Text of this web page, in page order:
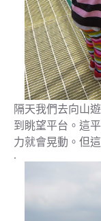
隔天我們去向山
到眺望平台。這
力就會晃動。但
.